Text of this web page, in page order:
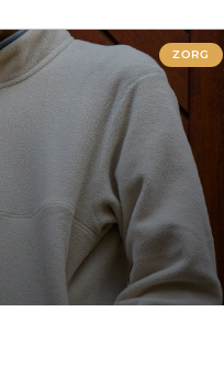
ZORG